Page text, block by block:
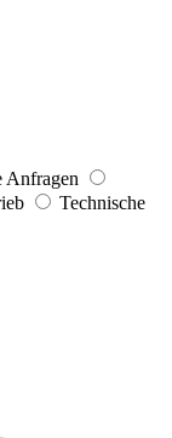
Anfragen
Technische